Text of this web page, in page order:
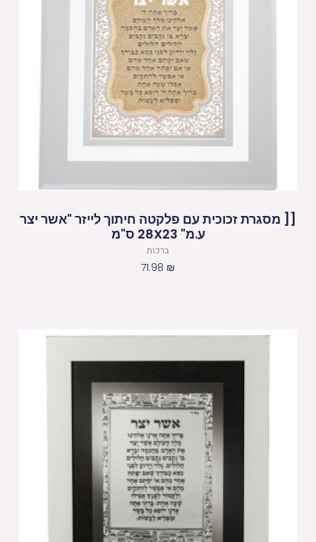
[[ מסגרת זכוכית עם פלקטה חיתוך לייזר "אשר יצר
ע.מ" 28X23 ס"מ
ברכות
71.98 ₪